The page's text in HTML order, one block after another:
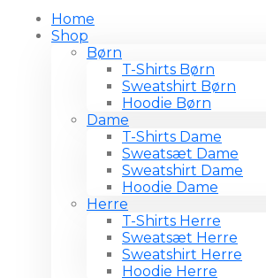
Home
Shop
Børn
T-Shirts Børn
Sweatshirt Børn
Hoodie Børn
Dame
T-Shirts Dame
Sweatsæt Dame
Sweatshirt Dame
Hoodie Dame
Herre
T-Shirts Herre
Sweatsæt Herre
Sweatshirt Herre
Hoodie Herre